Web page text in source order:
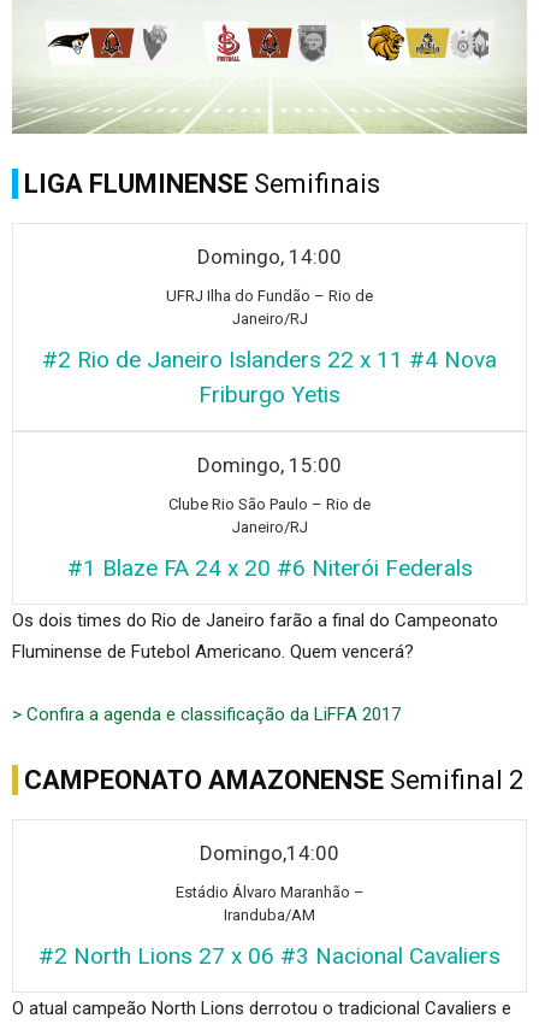
LIGA FLUMINENSE Semifinais
Domingo, 14:00
UFRJ Ilha do Fundão – Rio de
Janeiro/RJ
#2 Rio de Janeiro Islanders 22 x 11 #4 Nova
Friburgo Yetis
Domingo, 15:00
Clube Rio São Paulo – Rio de
Janeiro/RJ
#1 Blaze FA 24 x 20 #6 Niterói Federals
Os dois times do Rio de Janeiro farão a final do Campeonato
Fluminense de Futebol Americano. Quem vencerá?
> Confira a agenda e classificação da LiFFA 2017
CAMPEONATO AMAZONENSE Semifinal 2
Domingo,14:00
Estádio Álvaro Maranhão –
Iranduba/AM
#2 North Lions 27 x 06 #3 Nacional Cavaliers
O atual campeão North Lions derrotou o tradicional Cavaliers e